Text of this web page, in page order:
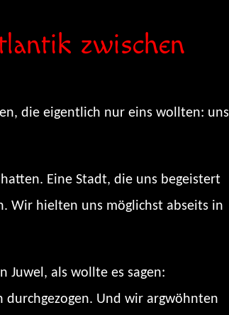
zwischen
die eigentlich nur eins wollten: uns
Eine Stadt, die uns begeistert
Wir hielten uns möglichst abseits in
Juwel, als wollte es sagen:
durchgezogen. Und wir argwöhnten